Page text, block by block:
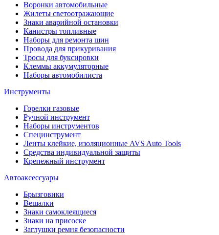
Воронки автомобильные
Жилеты светоотражающие
Знаки аварийной остановки
Канистры топливные
Наборы для ремонта шин
Провода для прикуривания
Тросы для буксировки
Клеммы аккумуляторные
Наборы автомобилиста
Инструменты
Горелки газовые
Ручной инструмент
Наборы инструментов
Специнструмент
Ленты клейкие, изоляционные AVS Auto Tools
Средства индивидуальной защиты
Крепежный инструмент
Автоаксессуары
Брызговики
Вешалки
Знаки самоклеящиеся
Знаки на присоске
Заглушки ремня безопасности